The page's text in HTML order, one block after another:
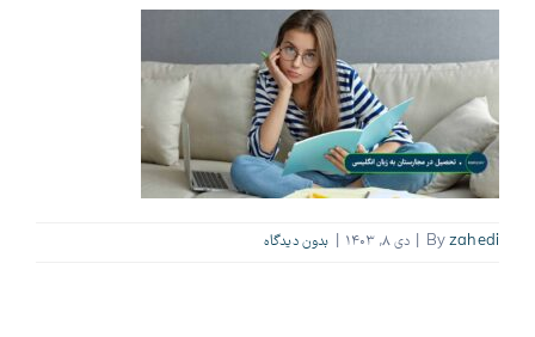
Byzahedi دی ۸, ۱۴۰۳ بدون ديدگاه